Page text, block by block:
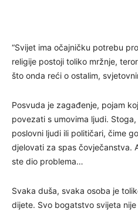
“Svijet ima očajničku potrebu
religije postoji toliko mržnje,
što onda reći o ostalim,
Posvuda je zagađenje, pojam
povezati s umovima ljudi.
poslovni ljudi ili političari, čime
djelovati za spas čovječanstva.
ste dio problema…
Svaka duša, svaka osoba je
dijete. Svo bogatstvo svijeta